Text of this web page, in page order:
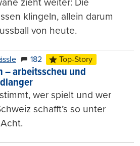
klingeln, allein darum
von heute.
182 Top-Story
– arbeitsscheu und
wer spielt und wer
schafft’s so unter